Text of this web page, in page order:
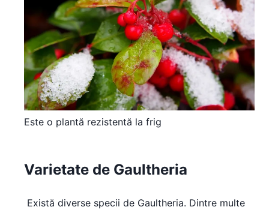
Este o plantă rezistentă la frig
Varietate de Gaultheria
Există diverse specii de Gaultheria. Dintre multe